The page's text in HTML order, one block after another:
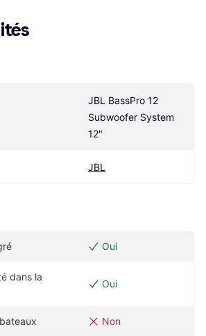
JBL BassPro 12
Subwoofer System
12"
JBL
Oui
dans la
Oui
Non